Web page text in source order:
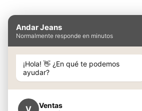
INFORMACIÓN
Preguntas Frecuentes
NOSOTROS
Conocé Andar Jeans
Andar Jeans
Normalmente responde en minutos
¡Hola! 👋 ¿En qué te podemos
ayudar?
V Ventas